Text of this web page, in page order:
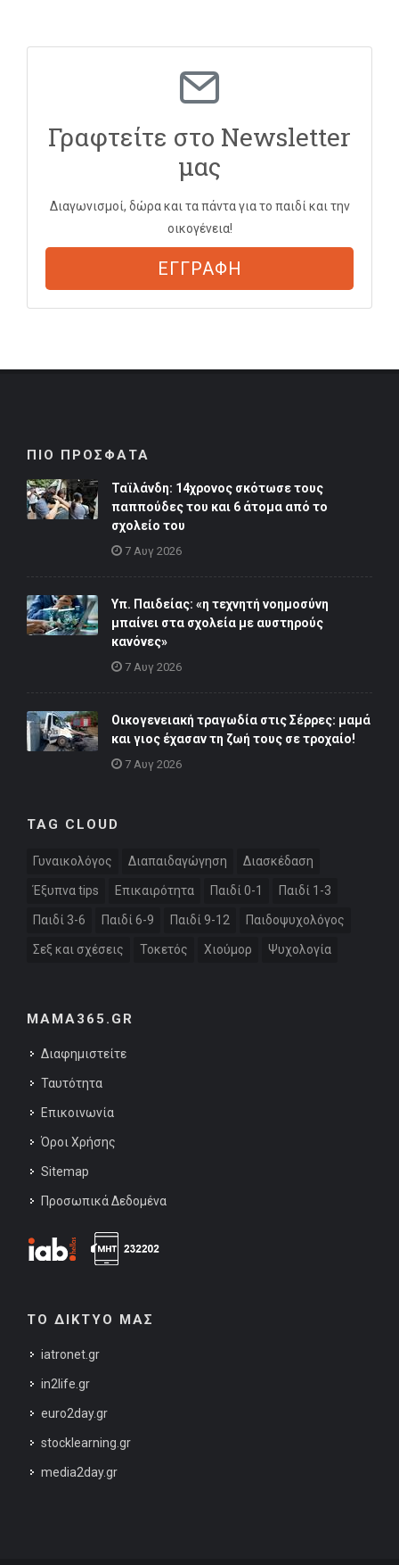
Γραφτείτε στο Newsletter
μας
Διαγωνισμοί, δώρα και τα πάντα για το παιδί και την
οικογένεια!
ΕΓΓΡΑΦΗ
ΠΙΟ ΠΡΟΣΦΑΤΑ
Ταϊλάνδη: 14χρονος σκότωσε τους
παππούδες του και 6 άτομα από το
σχολείο του
7 Αυγ 2026
Υπ. Παιδείας: «η τεχνητή νοημοσύνη
μπαίνει στα σχολεία με αυστηρούς
κανόνες»
7 Αυγ 2026
Οικογενειακή τραγωδία στις Σέρρες: μαμά
και γιος έχασαν τη ζωή τους σε τροχαίο!
7 Αυγ 2026
TAG CLOUD
Γυναικολόγος Διαπαιδαγώγηση Διασκέδαση
Έξυπνα tips Επικαιρότητα Παιδί 0-1 Παιδί 1-3
Παιδί 3-6 Παιδί 6-9 Παιδί 9-12 Παιδοψυχολόγος
Σεξ και σχέσεις Τοκετός Χιούμορ Ψυχολογία
MAMA365.GR
Διαφημιστείτε
Ταυτότητα
Επικοινωνία
Όροι Χρήσης
Sitemap
Προσωπικά Δεδομένα
ΤΟ ΔΙΚΤΥΟ ΜΑΣ
iatronet.gr
in2life.gr
euro2day.gr
stocklearning.gr
media2day.gr